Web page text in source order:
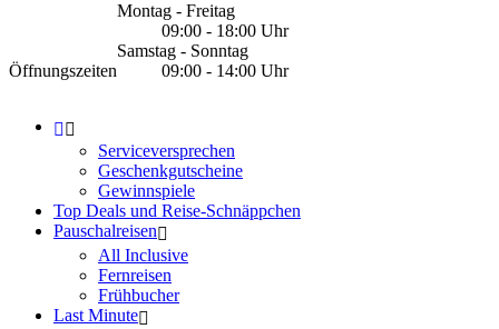
Öffnungszeiten
Montag - Freitag
09:00 - 18:00 Uhr
Samstag - Sonntag
09:00 - 14:00 Uhr
Serviceversprechen
Geschenkgutscheine
Gewinnspiele
Top Deals und Reise-Schnäppchen
Pauschalreisen
All Inclusive
Fernreisen
Frühbucher
Last Minute